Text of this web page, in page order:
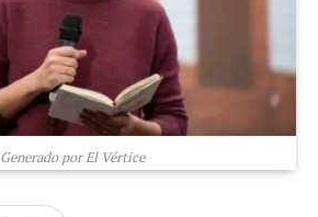
Generado por El Vértice